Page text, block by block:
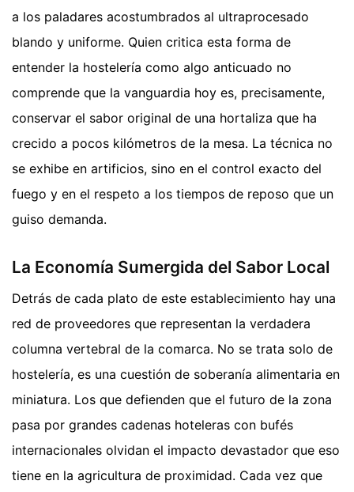
a los paladares acostumbrados al ultraprocesado
blando y uniforme. Quien critica esta forma de
entender la hostelería como algo anticuado no
comprende que la vanguardia hoy es, precisamente,
conservar el sabor original de una hortaliza que ha
crecido a pocos kilómetros de la mesa. La técnica no
se exhibe en artificios, sino en el control exacto del
fuego y en el respeto a los tiempos de reposo que un
guiso demanda.
La Economía Sumergida del Sabor Local
Detrás de cada plato de este establecimiento hay una
red de proveedores que representan la verdadera
columna vertebral de la comarca. No se trata solo de
hostelería, es una cuestión de soberanía alimentaria en
miniatura. Los que defienden que el futuro de la zona
pasa por grandes cadenas hoteleras con bufés
internacionales olvidan el impacto devastador que eso
tiene en la agricultura de proximidad. Cada vez que